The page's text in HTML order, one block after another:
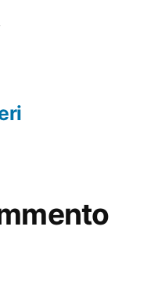
Articolo
precedente:
Articolo